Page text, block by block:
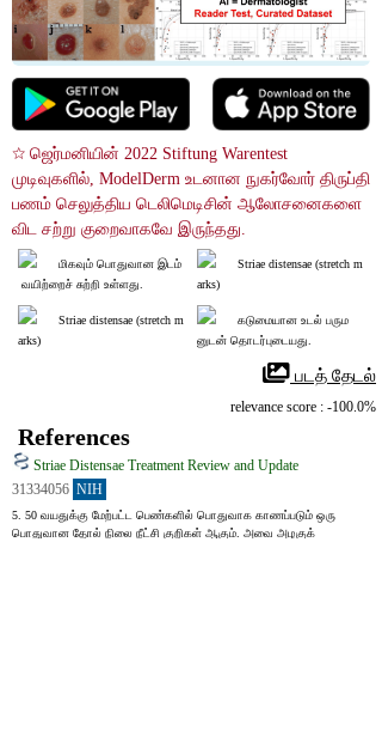
☆ ஜெர்மனியின் 2022 Stiftung Warentest
முடிவுகளில், ModelDerm உடனான நுகர்வோர் திருப்தி
பணம் செலுத்திய டெலிமெடிசின் ஆலோசனைகளை
விட சற்று குறைவாகவே இருந்தது.
மிகவும் பொதுவான இடம்
வயிற்றைச் சுற்றி உள்ளது.
Striae distensae (stretch m
arks)
Striae distensae (stretch m
arks)
கடுமையான உடல் பரும
னுடன் தொடர்புடையது.
படத் தேடல்
relevance score : -100.0%
References
Striae Distensae Treatment Review and Update
31334056 NIH
5. 50 வயதுக்கு மேற்பட்ட பெண்களில் பொதுவாக காணப்படும் ஒரு
பொதுவான தோல் நிலை நீட்சி குறிகள் ஆகும். அவை அழகுக்